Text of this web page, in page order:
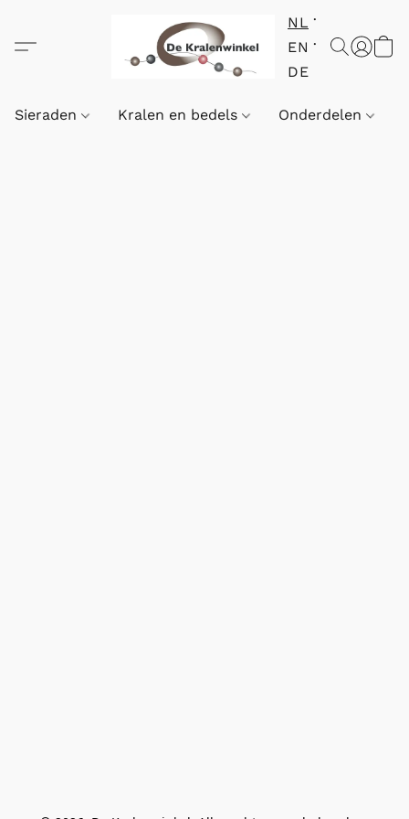
NL
EN
DE
Sieraden Kralen en bedels Onderdelen